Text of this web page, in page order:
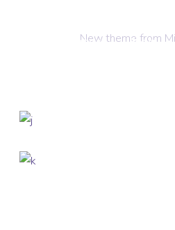
Clientes Blog
New theme from